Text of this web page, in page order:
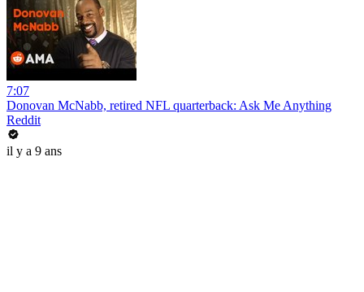
7:07
Donovan McNabb, retired NFL quarterback: Ask Me Anything
Reddit
il y a 9 ans